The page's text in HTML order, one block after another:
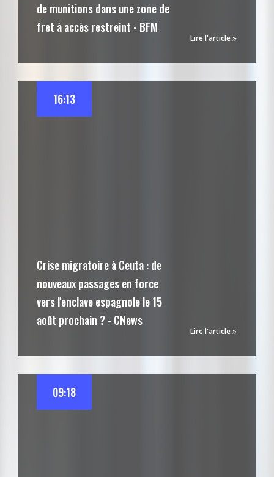
de munitions dans une zone de
fret à accès restreint - BFM
Lire l'article
Crise migratoire à Ceuta : de
nouveaux passages en force
vers l'enclave espagnole le 15
août prochain ? - CNews
16:13
Lire l'article
09:18